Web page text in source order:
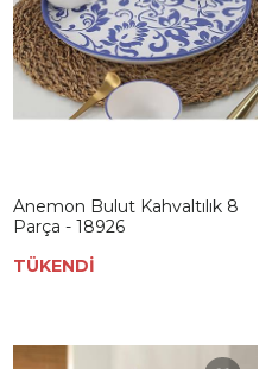
Anemon Bulut Kahvaltılık 8
Parça - 18926
TÜKENDİ